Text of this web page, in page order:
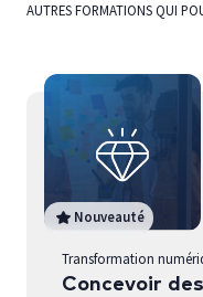
AUTRES FORMATIONS QUI
Nouveauté
Transformation
Concevoir